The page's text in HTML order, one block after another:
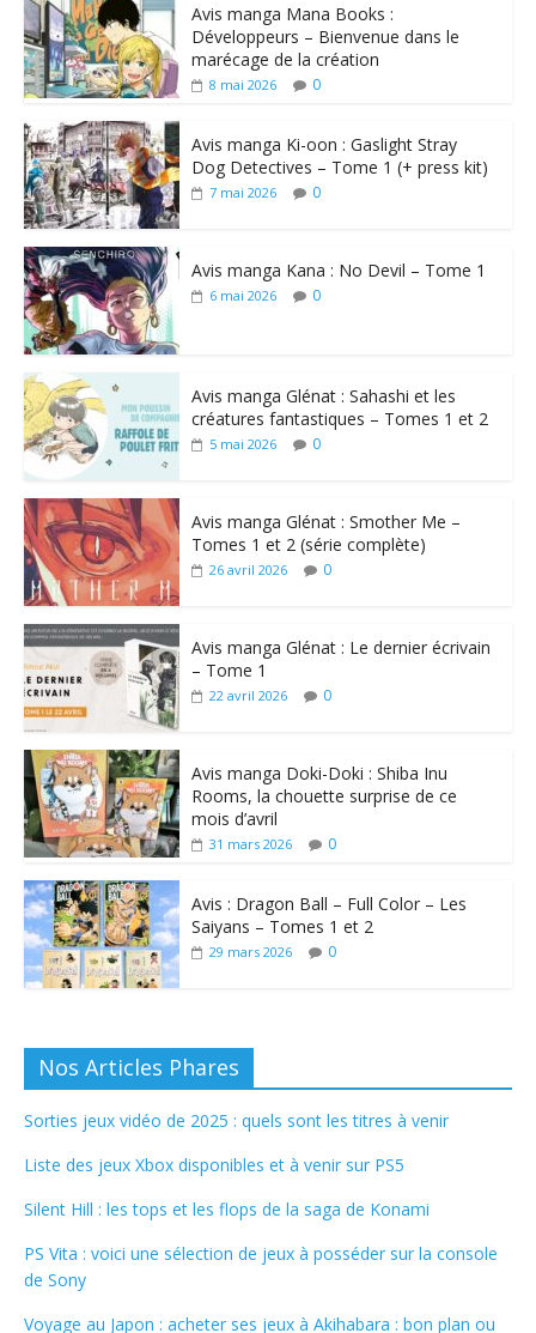
Avis manga Mana Books :
Développeurs – Bienvenue dans le
marécage de la création
8 mai 2026 0
Avis manga Ki-oon : Gaslight Stray
Dog Detectives – Tome 1 (+ press kit)
7 mai 2026 0
Avis manga Kana : No Devil – Tome 1
6 mai 2026 0
Avis manga Glénat : Sahashi et les
créatures fantastiques – Tomes 1 et 2
5 mai 2026 0
Avis manga Glénat : Smother Me –
Tomes 1 et 2 (série complète)
26 avril 2026 0
Avis manga Glénat : Le dernier écrivain
– Tome 1
22 avril 2026 0
Avis manga Doki-Doki : Shiba Inu
Rooms, la chouette surprise de ce
mois d’avril
31 mars 2026 0
Avis : Dragon Ball – Full Color – Les
Saiyans – Tomes 1 et 2
29 mars 2026 0
Nos Articles Phares
Sorties jeux vidéo de 2025 : quels sont les titres à venir
Liste des jeux Xbox disponibles et à venir sur PS5
Silent Hill : les tops et les flops de la saga de Konami
PS Vita : voici une sélection de jeux à posséder sur la console
de Sony
Voyage au Japon : acheter ses jeux à Akihabara : bon plan ou